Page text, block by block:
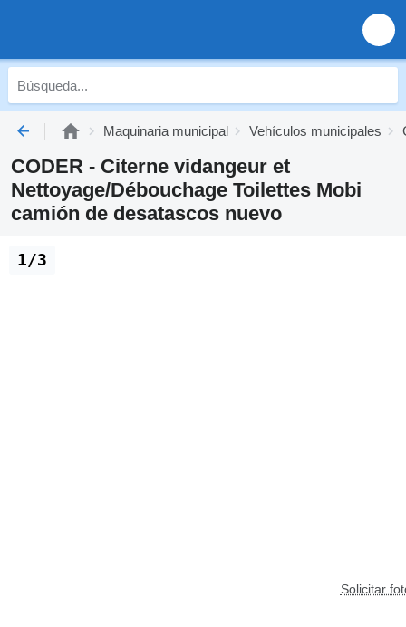
Maquinaria municipal Vehículos municipales
CODER - Citerne vidangeur et
Nettoyage/Débouchage Toilettes Mobi
camión de desatascos nuevo
Solicitar
1/3